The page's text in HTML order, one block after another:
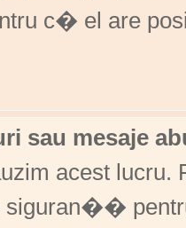
c� el are
sau mesaje
acest lucru.